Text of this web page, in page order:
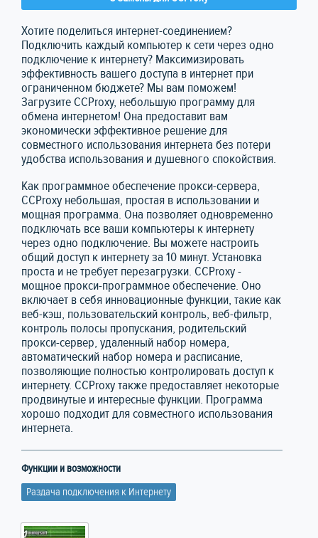
Хотите поделиться интернет-соединением?
Подключить каждый компьютер к сети через одно
подключение к интернету? Максимизировать
эффективность вашего доступа в интернет при
ограниченном бюджете? Мы вам поможем!
Загрузите CCProxy, небольшую программу для
обмена интернетом! Она предоставит вам
экономически эффективное решение для
совместного использования интернета без потери
удобства использования и душевного спокойствия.
Как программное обеспечение прокси-сервера,
CCProxy небольшая, простая в использовании и
мощная программа. Она позволяет одновременно
подключать все ваши компьютеры к интернету
через одно подключение. Вы можете настроить
общий доступ к интернету за 10 минут. Установка
проста и не требует перезагрузки. CCProxy -
мощное прокси-программное обеспечение. Оно
включает в себя инновационные функции, такие как
веб-кэш, пользовательский контроль, веб-фильтр,
контроль полосы пропускания, родительский
прокси-сервер, удаленный набор номера,
автоматический набор номера и расписание,
позволяющие полностью контролировать доступ к
интернету. CCProxy также предоставляет некоторые
продвинутые и интересные функции. Программа
хорошо подходит для совместного использования
интернета.
Функции и возможности
Раздача подключения к Интернету